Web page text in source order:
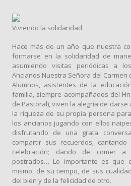
Viviendo la solidaridad
Hace más de un año que nuestra
formarse en la solidaridad de
asumiendo visitas periódicas a
Ancianos Nuestra Señora del Carmen
Alumnos, asistentes de la
familia, siempre acompañados del
de Pastoral), viven la alegría de darse
la riqueza de su propia persona
los ancianos jugando con ellos
disfrutando de una grata
compartir sus recuerdos;
celebración; dando de comer
postrados… Lo importante es que
mismo, de su tiempo, de sus
del bien y de la felicidad de otro.